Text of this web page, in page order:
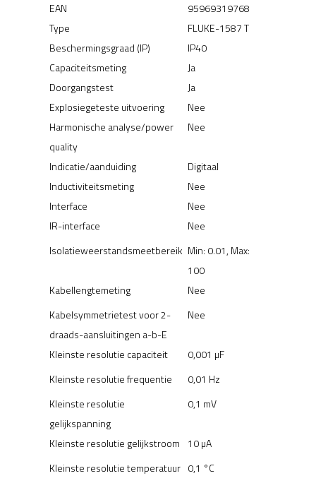
EAN
95969319768
Type
FLUKE-1587 T
Beschermingsgraad (IP)
IP40
Capaciteitsmeting
Ja
Doorgangstest
Ja
Explosiegeteste uitvoering
Nee
Harmonische analyse/power
quality
Nee
Indicatie/aanduiding
Digitaal
Inductiviteitsmeting
Nee
Interface
Nee
IR-interface
Nee
Isolatieweerstandsmeetbereik Min: 0.01, Max:
100
Kabellengtemeting
Nee
Kabelsymmetrietest voor 2-
draads-aansluitingen a-b-E
Nee
Kleinste resolutie capaciteit
0,001 µF
Kleinste resolutie frequentie
0,01 Hz
Kleinste resolutie
gelijkspanning
0,1 mV
Kleinste resolutie gelijkstroom
10 µA
Kleinste resolutie temperatuur 0,1 °C